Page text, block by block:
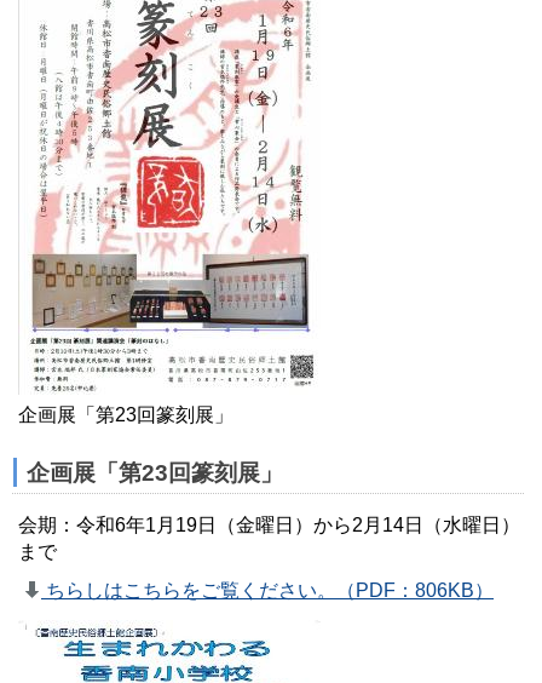
企画展「第23回篆刻展」
企画展「第23回篆刻展」
会期：令和6年1月19日（金曜日）から2月14日（水曜日）
まで
ちらしはこちらをご覧ください。（PDF：806KB）